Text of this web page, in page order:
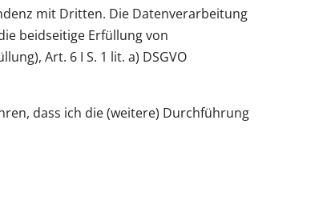
mit Dritten. Die Datenverarbeitung
beidseitige Erfüllung von
Art. 6 I S. 1 lit. a) DSGVO
dass ich die (weitere) Durchführung